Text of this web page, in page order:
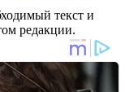
текст и
редакции.